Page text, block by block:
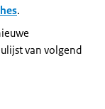
.
van volgend